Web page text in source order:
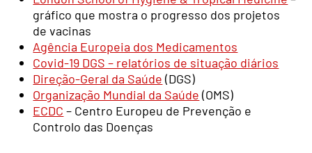
gráfico que mostra o progresso dos projetos
de vacinas
Agência Europeia dos Medicamentos
Covid-19 DGS – relatórios de situação diários
Direção-Geral da Saúde (DGS)
Organização Mundial da Saúde (OMS)
ECDC – Centro Europeu de Prevenção e
Controlo das Doenças